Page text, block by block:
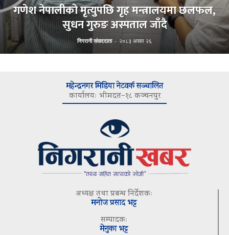
गणेश नेपालीको मृत्युपछि गृह मन्त्रालयमा छलफल,
सुधन गुरुङ अस्पताल जाँदै
निगरानी संवाददाता - २०८३ असार २६
महेन्द्रनगर मिडिया नेटवर्क सञ्चालित
कार्यालयः भीमदत्त–१८ कञ्चनपुर
अध्यक्ष तथा प्रबन्ध निर्देशकः
मनोज प्रसाद भट्ट
सम्पादकः
मेनुका भट्ट